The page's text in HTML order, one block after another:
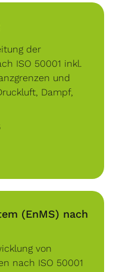
der
ISO 50001 inkl.
und
Dampf,
(EnMS) nach
von
nach ISO 50001